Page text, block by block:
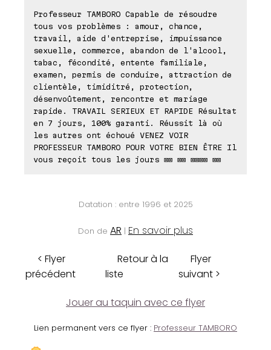
Professeur TAMBORO Capable de résoudre
tous vos problèmes : amour, chance,
travail, aide d'entreprise, impuissance
sexuelle, commerce, abandon de l'alcool,
tabac, fécondité, entente familiale,
examen, permis de conduire, attraction de
clientèle, timiditré, protection,
désenvoûtement, rencontre et mariage
rapide. TRAVAIL SERIEUX ET RAPIDE Résultat
en 7 jours, 100% garanti. Réussit là où
les autres ont échoué VENEZ VOIR
PROFESSEUR TAMBORO POUR VOTRE BIEN ÊTRE Il
vous reçoit tous les jours ⊠⊠ ⊠⊠ ⊠⊠⊠⊠ ⊠⊠
Datation : entre 1996 et 2025
Don de AR | En savoir plus
< Flyer
précédent
Retour à la
liste
Flyer
suivant >
Jouer au taquin avec ce flyer
Lien permanent vers ce flyer : Professeur TAMBORO